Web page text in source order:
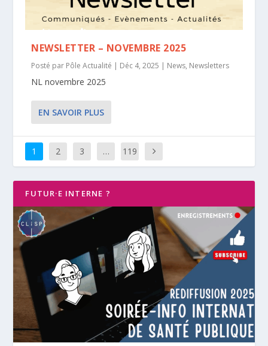
NEWSLETTER – NOVEMBRE 2025
Posté par Pôle Actualité | Déc 4, 2025 | News, Newsletters
NL novembre 2025
EN SAVOIR PLUS
1 2 3 … 119
FUTUR·E INTERNE ?